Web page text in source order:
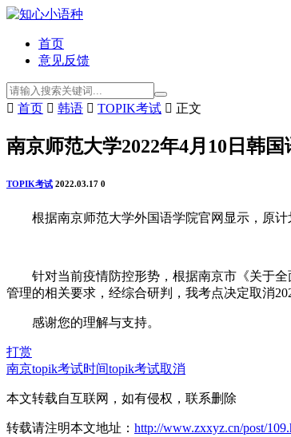
首页
意见反馈
 首页  韩语  TOPIK考试  正文
南京师范大学2022年4月10日韩
TOPIK考试 2022.03.17 0
根据南京师范大学外国语学院官网显示，原计
针对当前疫情防控形势，根据南京市《关于全
管理的相关要求，经综合研判，我考点决定取消
感谢您的理解与支持。
打赏
南京topik考试时间topik考试取消
本文转载自互联网，如有侵权，联系删除
转载请注明本文地址： http://www.zxxyz.cn/post/